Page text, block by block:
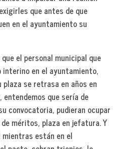
que antes de que
en el ayuntamiento su
el personal municipal que
en el ayuntamiento,
se retrasa en años en
que sería de
convocatoria, pudieran ocupar
méritos, plaza en jefatura. Y
están en el